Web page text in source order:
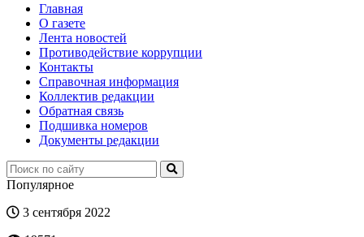
Главная
О газете
Лента новостей
Противодействие коррупции
Контакты
Справочная информация
Коллектив редакции
Обратная связь
Подшивка номеров
Документы редакции
Популярное
3 сентября 2022